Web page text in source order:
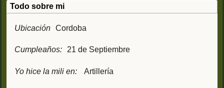
Todo sobre mi
Ubicación Cordoba
Cumpleaños: 21 de Septiembre
Yo hice la mili en: Artillería